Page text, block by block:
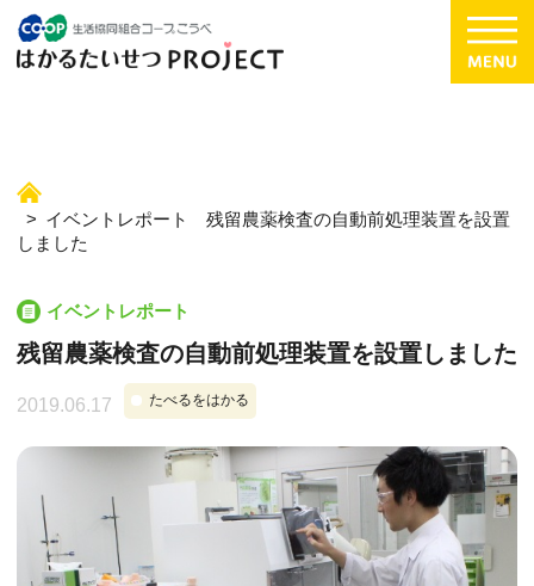
イベントレポート 残留農薬検査の自動前処理装置を設置
しました
イベントレポート
残留農薬検査の自動前処理装置を設置しました
2019.06.17 たべるをはかる